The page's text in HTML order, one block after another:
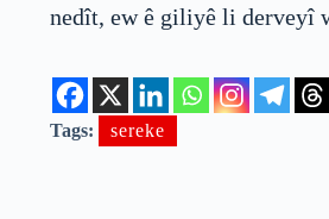
nedît, ew ê giliyê li derveyî
Tags: sereke